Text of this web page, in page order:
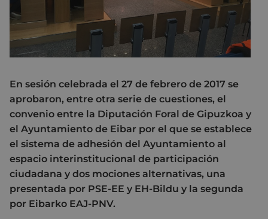
En sesión celebrada el 27 de febrero de 2017 se
aprobaron, entre otra serie de cuestiones, el
convenio entre la Diputación Foral de Gipuzkoa y
el Ayuntamiento de Eibar por el que se establece
el sistema de adhesión del Ayuntamiento al
espacio interinstitucional de participación
ciudadana y dos mociones alternativas, una
presentada por PSE-EE y EH-Bildu y la segunda
por Eibarko EAJ-PNV.